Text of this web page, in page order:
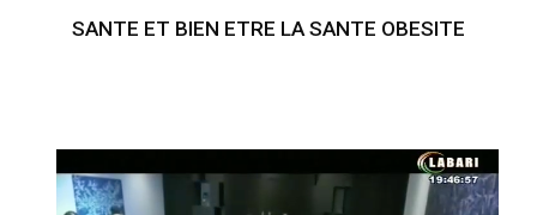
SANTE ET BIEN ETRE LA SANTE OBESITE